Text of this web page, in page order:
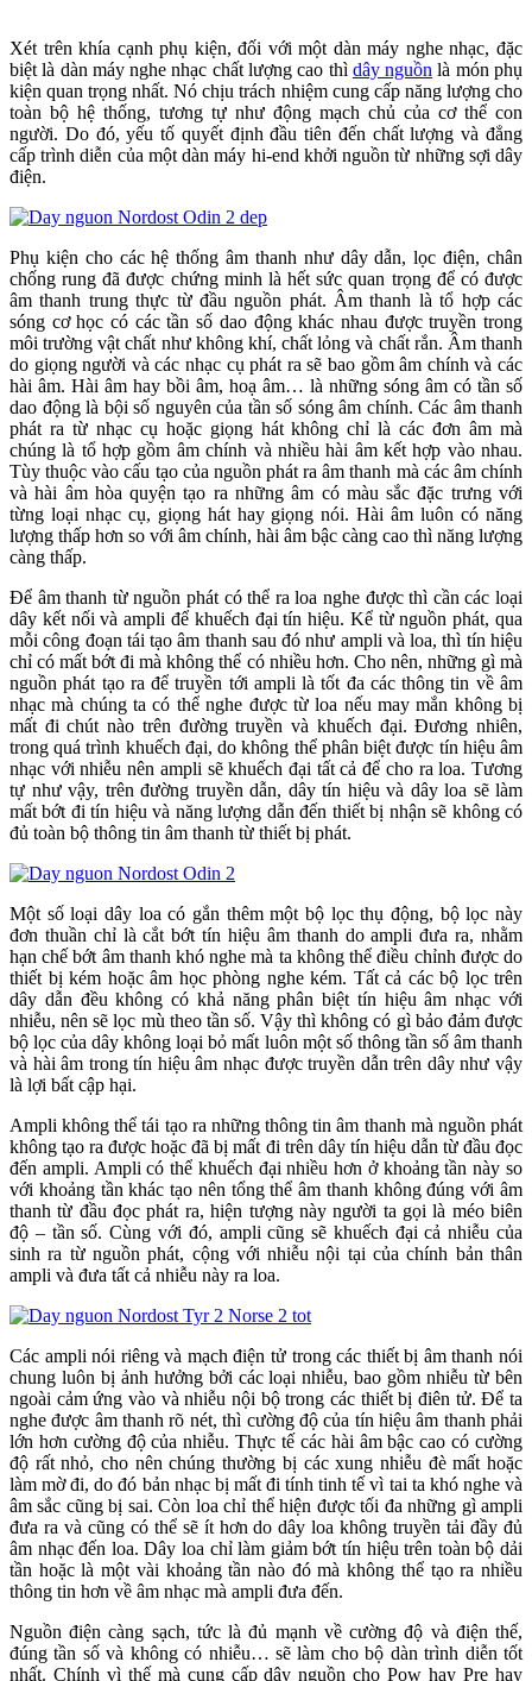
Xét trên khía cạnh phụ kiện, đối với một dàn máy nghe nhạc, đặc
biệt là dàn máy nghe nhạc chất lượng cao thì dây nguồn là món phụ
kiện quan trọng nhất. Nó chịu trách nhiệm cung cấp năng lượng cho
toàn bộ hệ thống, tương tự như động mạch chủ của cơ thể con
người. Do đó, yếu tố quyết định đầu tiên đến chất lượng và đẳng
cấp trình diễn của một dàn máy hi-end khởi nguồn từ những sợi dây
điện.
Phụ kiện cho các hệ thống âm thanh như dây dẫn, lọc điện, chân
chống rung đã được chứng minh là hết sức quan trọng để có được
âm thanh trung thực từ đầu nguồn phát. Âm thanh là tổ hợp các
sóng cơ học có các tần số dao động khác nhau được truyền trong
môi trường vật chất như không khí, chất lỏng và chất rắn. Âm thanh
do giọng người và các nhạc cụ phát ra sẽ bao gồm âm chính và các
hài âm. Hài âm hay bồi âm, hoạ âm… là những sóng âm có tần số
dao động là bội số nguyên của tần số sóng âm chính. Các âm thanh
phát ra từ nhạc cụ hoặc giọng hát không chỉ là các đơn âm mà
chúng là tổ hợp gồm âm chính và nhiều hài âm kết hợp vào nhau.
Tùy thuộc vào cấu tạo của nguồn phát ra âm thanh mà các âm chính
và hài âm hòa quyện tạo ra những âm có màu sắc đặc trưng với
từng loại nhạc cụ, giọng hát hay giọng nói. Hài âm luôn có năng
lượng thấp hơn so với âm chính, hài âm bậc càng cao thì năng lượng
càng thấp.
Để âm thanh từ nguồn phát có thể ra loa nghe được thì cần các loại
dây kết nối và ampli để khuếch đại tín hiệu. Kể từ nguồn phát, qua
mỗi công đoạn tái tạo âm thanh sau đó như ampli và loa, thì tín hiệu
chỉ có mất bớt đi mà không thể có nhiều hơn. Cho nên, những gì mà
nguồn phát tạo ra để truyền tới ampli là tốt đa các thông tin về âm
nhạc mà chúng ta có thể nghe được từ loa nếu may mắn không bị
mất đi chút nào trên đường truyền và khuếch đại. Đương nhiên,
trong quá trình khuếch đại, do không thể phân biệt được tín hiệu âm
nhạc với nhiễu nên ampli sẽ khuếch đại tất cả để cho ra loa. Tương
tự như vậy, trên đường truyền dẫn, dây tín hiệu và dây loa sẽ làm
mất bớt đi tín hiệu và năng lượng dẫn đến thiết bị nhận sẽ không có
đủ toàn bộ thông tin âm thanh từ thiết bị phát.
Một số loại dây loa có gắn thêm một bộ lọc thụ động, bộ lọc này
đơn thuần chỉ là cắt bớt tín hiệu âm thanh do ampli đưa ra, nhằm
hạn chế bớt âm thanh khó nghe mà ta không thể điều chỉnh được do
thiết bị kém hoặc âm học phòng nghe kém. Tất cả các bộ lọc trên
dây dẫn đều không có khả năng phân biệt tín hiệu âm nhạc với
nhiễu, nên sẽ lọc mù theo tần số. Vậy thì không có gì bảo đảm được
bộ lọc của dây không loại bỏ mất luôn một số thông tần số âm thanh
và hài âm trong tín hiệu âm nhạc được truyền dẫn trên dây như vậy
là lợi bất cập hại.
Ampli không thể tái tạo ra những thông tin âm thanh mà nguồn phát
không tạo ra được hoặc đã bị mất đi trên dây tín hiệu dẫn từ đầu đọc
đến ampli. Ampli có thể khuếch đại nhiều hơn ở khoảng tần này so
với khoảng tần khác tạo nên tổng thể âm thanh không đúng với âm
thanh từ đầu đọc phát ra, hiện tượng này người ta gọi là méo biên
độ – tần số. Cùng với đó, ampli cũng sẽ khuếch đại cả nhiễu của
sinh ra từ nguồn phát, cộng với nhiễu nội tại của chính bản thân
ampli và đưa tất cả nhiễu này ra loa.
Các ampli nói riêng và mạch điện tử trong các thiết bị âm thanh nói
chung luôn bị ảnh hưởng bởi các loại nhiễu, bao gồm nhiễu từ bên
ngoài cảm ứng vào và nhiễu nội bộ trong các thiết bị điên tử. Để ta
nghe được âm thanh rõ nét, thì cường độ của tín hiệu âm thanh phải
lớn hơn cường độ của nhiễu. Thực tế các hài âm bậc cao có cường
độ rất nhỏ, cho nên chúng thường bị các xung nhiễu đè mất hoặc
làm mờ đi, do đó bản nhạc bị mất đi tính tinh tế vì tai ta khó nghe và
âm sắc cũng bị sai. Còn loa chỉ thể hiện được tối đa những gì ampli
đưa ra và cũng có thể sẽ ít hơn do dây loa không truyền tải đầy đủ
âm nhạc đến loa. Dây loa chỉ làm giảm bớt tín hiệu trên toàn bộ dải
tần hoặc là một vài khoảng tần nào đó mà không thể tạo ra nhiều
thông tin hơn về âm nhạc mà ampli đưa đến.
Nguồn điện càng sạch, tức là đủ mạnh về cường độ và điện thế,
đúng tần số và không có nhiễu… sẽ làm cho bộ dàn trình diễn tốt
nhất. Chính vì thế mà cung cấp dây nguồn cho Pow hay Pre hay